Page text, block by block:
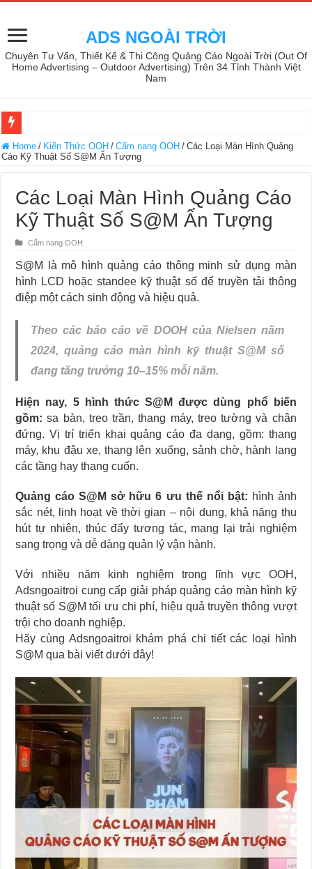
ADS NGOÀI TRỜI
Chuyên Tư Vấn, Thiết Kế & Thi Công Quảng Cáo Ngoài Trời (Out Of
Home Advertising – Outdoor Advertising) Trên 34 Tỉnh Thành Việt
Nam
Home / Kiến Thức OOH / Cẩm nang OOH / Các Loại Màn Hình Quảng
Cáo Kỹ Thuật Số S@M Ấn Tượng
Các Loại Màn Hình Quảng Cáo
Kỹ Thuật Số S@M Ấn Tượng
Cẩm nang OOH
S@M là mô hình quảng cáo thông minh sử dụng màn
hình LCD hoặc standee kỹ thuật số để truyền tải thông
điệp một cách sinh động và hiệu quả.
Theo các báo cáo về DOOH của Nielsen năm
2024, quảng cáo màn hình kỹ thuật S@M số
đang tăng trưởng 10–15% mỗi năm.
Hiện nay, 5 hình thức S@M được dùng phổ biến
gồm: sa bàn, treo trần, thang máy, treo tường và chân
đứng. Vị trí triển khai quảng cáo đa dạng, gồm: thang
máy, khu đậu xe, thang lên xuống, sảnh chờ, hành lang
các tầng hay thang cuốn.
Quảng cáo S@M sở hữu 6 ưu thế nổi bật: hình ảnh
sắc nét, linh hoạt về thời gian – nội dung, khả năng thu
hút tự nhiên, thúc đẩy tương tác, mang lại trải nghiệm
sang trọng và dễ dàng quản lý vận hành.
Với nhiều năm kinh nghiệm trong lĩnh vực OOH,
Adsngoaitroi cung cấp giải pháp quảng cáo màn hình kỹ
thuật số S@M tối ưu chi phí, hiệu quả truyền thông vượt
trội cho doanh nghiệp.
Hãy cùng Adsngoaitroi khám phá chi tiết các loại hình
S@M qua bài viết dưới đây!